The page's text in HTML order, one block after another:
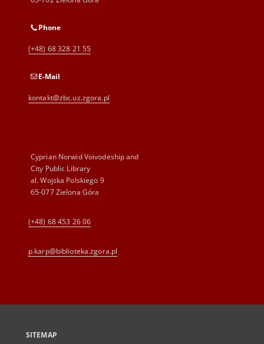
Phone
(+48) 68 328 21 55
E-Mail
kontakt@zbc.uz.zgora.pl
Cyprian Norwid Voivodeship and
City Public Library
al. Wojska Polskiego 9
65-077 Zielona Góra
(+48) 68 453 26 06
p.karp@biblioteka.zgora.pl
SITEMAP